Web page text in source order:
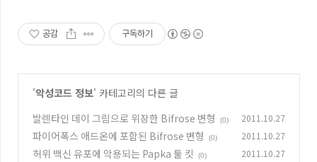
공감 구독하기
'악성코드 정보' 카테고리의 다른 글
발렌타인 데이 그림으로 위장한 Bifrose 변형
(0) 2011.10.27
파이어폭스 애드온에 포함된 Bifrose 변형 (0) 2011.10.27
허위 백신 유포에 악용되는 Papka 툴 킷 (0) 2011.10.27